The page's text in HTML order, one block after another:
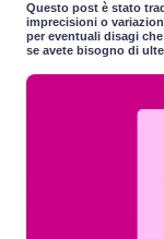
Questo post è stato
imprecisioni o
per eventuali disagi
se avete bisogno di